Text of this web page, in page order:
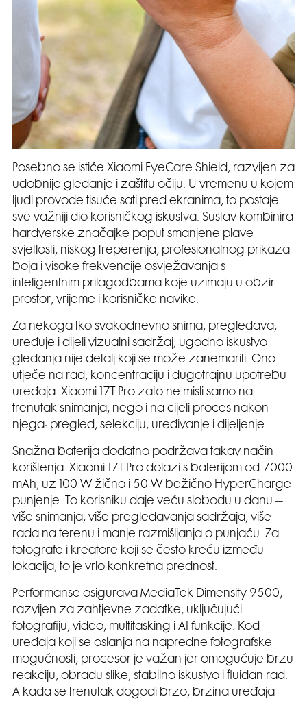
Posebno se ističe Xiaomi EyeCare Shield, razvijen za
udobnije gledanje i zaštitu očiju. U vremenu u kojem
ljudi provode tisuće sati pred ekranima, to postaje
sve važniji dio korisničkog iskustva. Sustav kombinira
hardverske značajke poput smanjene plave
svjetlosti, niskog treperenja, profesionalnog prikaza
boja i visoke frekvencije osvježavanja s
inteligentnim prilagodbama koje uzimaju u obzir
prostor, vrijeme i korisničke navike.
Za nekoga tko svakodnevno snima, pregledava,
uređuje i dijeli vizualni sadržaj, ugodno iskustvo
gledanja nije detalj koji se može zanemariti. Ono
utječe na rad, koncentraciju i dugotrajnu upotrebu
uređaja. Xiaomi 17T Pro zato ne misli samo na
trenutak snimanja, nego i na cijeli proces nakon
njega: pregled, selekciju, uređivanje i dijeljenje.
Snažna baterija dodatno podržava takav način
korištenja. Xiaomi 17T Pro dolazi s baterijom od 7000
mAh, uz 100 W žično i 50 W bežično HyperCharge
punjenje. To korisniku daje veću slobodu u danu –
više snimanja, više pregledavanja sadržaja, više
rada na terenu i manje razmišljanja o punjaču. Za
fotografe i kreatore koji se često kreću između
lokacija, to je vrlo konkretna prednost.
Performanse osigurava MediaTek Dimensity 9500,
razvijen za zahtjevne zadatke, uključujući
fotografiju, video, multitasking i AI funkcije. Kod
uređaja koji se oslanja na napredne fotografske
mogućnosti, procesor je važan jer omogućuje brzu
reakciju, obradu slike, stabilno iskustvo i fluidan rad.
A kada se trenutak dogodi brzo, brzina uređaja